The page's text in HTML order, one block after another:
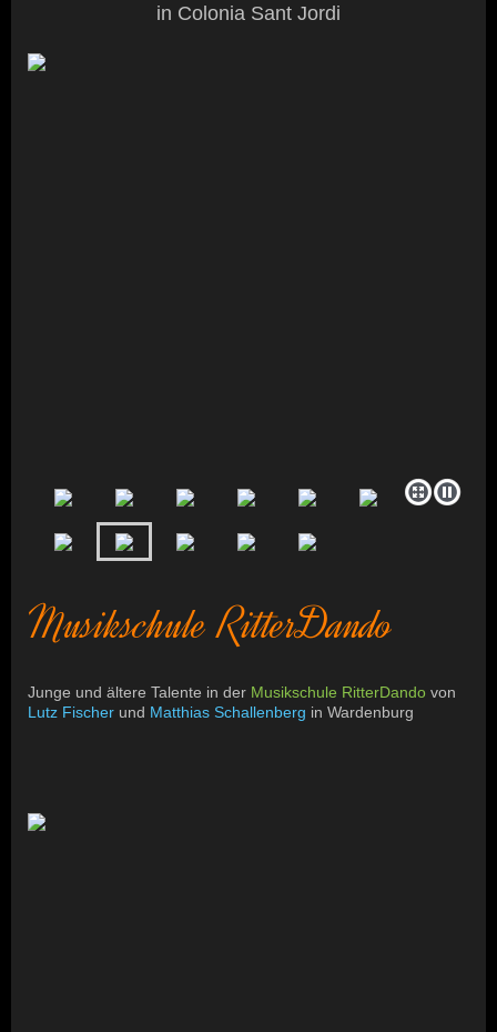
in Colonia Sant Jordi
Musikschule RitterDando
Junge und ältere Talente in der Musikschule RitterDando von
Lutz Fischer und Matthias Schallenberg in Wardenburg